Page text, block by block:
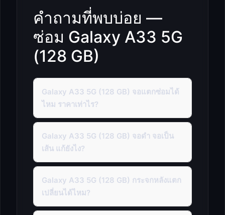
คำถามที่พบบ่อย —
ซ่อม Galaxy A33 5G
(128 GB)
Galaxy A33 5G (128 GB) จอแตกซ่อมได้
ไหม ราคาเท่าไร?
Galaxy A33 5G (128 GB) จอดำ จอเป็น
เส้น แก้ยังไง?
Galaxy A33 5G (128 GB) กระจกหลังแตก
เปลี่ยนได้ไหม?